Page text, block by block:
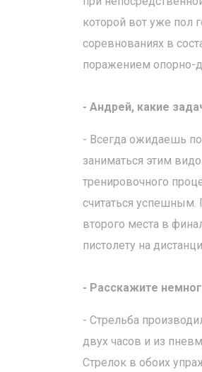
которой вот уже пол
соревнованиях в
поражением опорно-
- Андрей, какие
- Всегда ожидаешь
заниматься этим
тренировочного
считаться успешным.
второго места в
пистолету на
- Расскажите
- Стрельба
двух часов и из
Стрелок в обоих